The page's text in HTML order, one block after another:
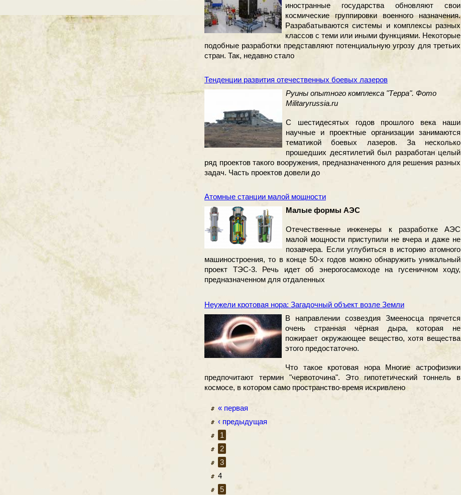
иностранные государства обновляют свои
космические группировки военного назначения.
Разрабатываются системы и комплексы разных
классов с теми или иными функциями. Некоторые
подобные разработки представляют потенциальную угрозу для третьих
стран. Так, недавно стало
Тенденции развития отечественных боевых лазеров
Руины опытного комплекса "Терра". Фото
Militaryrussia.ru
С шестидесятых годов прошлого века наши
научные и проектные организации занимаются
тематикой боевых лазеров. За несколько
прошедших десятилетий был разработан целый
ряд проектов такого вооружения, предназначенного для решения разных
задач. Часть проектов довели до
Атомные станции малой мощности
Малые формы АЭС
Отечественные инженеры к разработке АЭС
малой мощности приступили не вчера и даже не
позавчера. Если углубиться в историю атомного
машиностроения, то в конце 50-х годов можно обнаружить уникальный
проект ТЭС-3. Речь идет об энерогосамоходе на гусеничном ходу,
предназначенном для отдаленных
Неужели кротовая нора: Загадочный объект возле Земли
В направлении созвездия Змееносца прячется
очень странная чёрная дыра, которая не
пожирает окружающее вещество, хотя вещества
этого предостаточно.
Что такое кротовая нора Многие астрофизики
предпочитают термин "червоточина". Это гипотетический тоннель в
космосе, в котором само пространство-время искривлено
« первая
‹ предыдущая
1
2
3
4
5